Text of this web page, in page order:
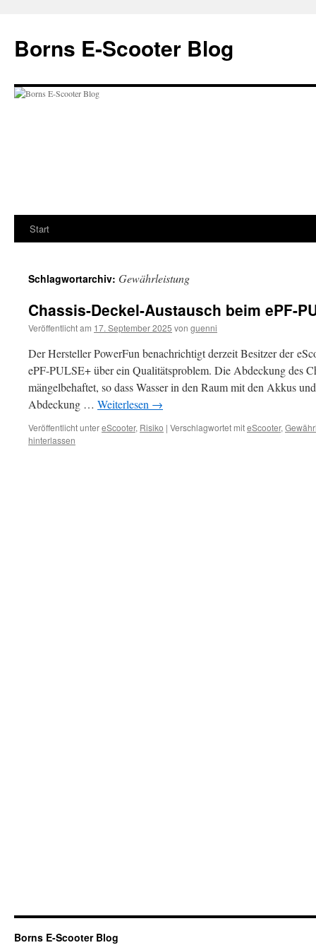
springen
Borns E-Scooter Blog
Start
Schlagwortarchiv: Gewährleistung
Chassis-Deckel-Austausch beim ePF-
Veröffentlicht am 17. September 2025 von guenni
Der Hersteller PowerFun benachrichtigt derzeit Besitzer der
ePF-PULSE+ über ein Qualitätsproblem. Die Abdeckung des
mängelbehaftet, so dass Wasser in den Raum mit den Akkus
Abdeckung … Weiterlesen →
Veröffentlicht untereScooter, Risiko | Verschlagwortet miteScooter,
hinterlassen
Borns E-Scooter Blog